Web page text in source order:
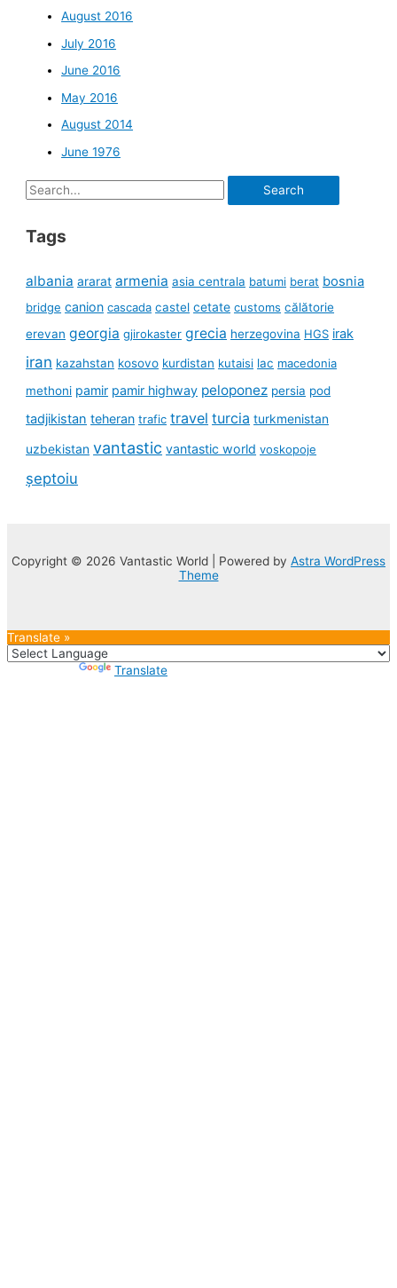
August 2016
July 2016
June 2016
May 2016
August 2014
June 1976
Search
Tags
albania ararat armenia asia centrala batumi berat bosnia
bridge canion cascada castel cetate customs călătorie
erevan georgia gjirokaster grecia herzegovina HGS irak
iran kazahstan kosovo kurdistan kutaisi lac macedonia
methoni pamir pamir highway peloponez persia pod
tadjikistan teheran trafic travel turcia turkmenistan
uzbekistan vantastic vantastic world voskopoje
șeptoiu
Copyright © 2026 Vantastic World | Powered by Astra WordPress
Theme
Translate »
Translate